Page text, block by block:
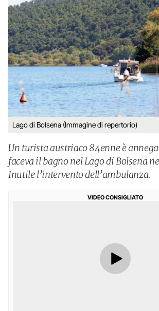
Lago di Bolsena (Immagine di repertorio)
Un turista austriaco 84enne è
faceva il bagno nel Lago di Bolsena
Inutile l’intervento dell’ambulanza.
VIDEO CONSIGLIATO